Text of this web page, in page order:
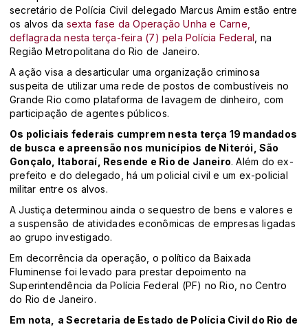
secretário de Polícia Civil delegado Marcus Amim estão entre
os alvos da sexta fase da Operação Unha e Carne,
deflagrada nesta terça-feira (7) pela Polícia Federal , na
Região Metropolitana do Rio de Janeiro.
A ação visa a desarticular uma organização criminosa
suspeita de utilizar uma rede de postos de combustíveis no
Grande Rio como plataforma de lavagem de dinheiro, com
participação de agentes públicos.
Os policiais federais cumprem nesta terça 19 mandados
de busca e apreensão nos municípios de Niterói, São
Gonçalo, Itaboraí, Resende e Rio de Janeiro. Além do ex-
prefeito e do delegado, há um policial civil e um ex-policial
militar entre os alvos.
A Justiça determinou ainda o sequestro de bens e valores e
a suspensão de atividades econômicas de empresas ligadas
ao grupo investigado.
Em decorrência da operação, o político da Baixada
Fluminense foi levado para prestar depoimento na
Superintendência da Polícia Federal (PF) no Rio, no Centro
do Rio de Janeiro.
Em nota,
a Secretaria de Estado de Polícia Civil do Rio de